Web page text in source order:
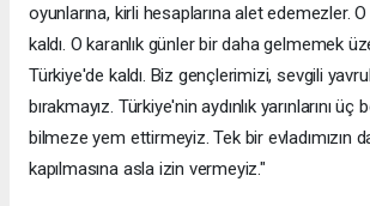
oyunlarına, kirli hesaplarına alet edemezler.
kaldı. O karanlık günler bir daha gelmemek
Türkiye'de kaldı. Biz gençlerimizi, sevgili
bırakmayız. Türkiye'nin aydınlık yarınlarını üç
bilmeze yem ettirmeyiz. Tek bir evladımızın
kapılmasına asla izin vermeyiz."